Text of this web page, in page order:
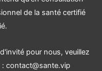
de la santé certifié
pour nous, veuillez
contact@sante.vip